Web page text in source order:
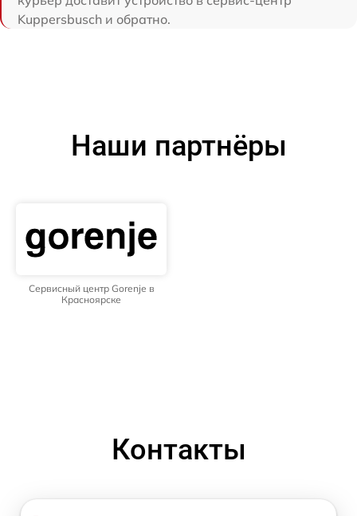
Kuppersbusch и обратно.
Наши партнёры
Сервисный центр Gorenje в
Красноярске
Контакты